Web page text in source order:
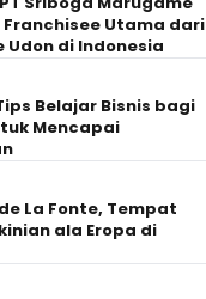
Franchisee Utama dari
Udon di Indonesia
Belajar Bisnis bagi
Mencapai
La Fonte, Tempat
ala Eropa di